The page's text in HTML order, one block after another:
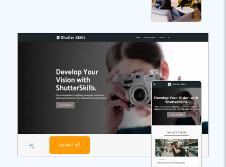
व्यू का चयन करें